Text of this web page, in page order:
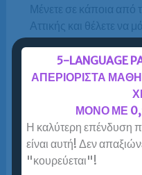
Μένετε σε κάποια από
Αττικής και θέλετε να
Περισσότερα »
Ιταλικά για
Ιταλικά για ενήλικες
Μένω στο Αιγάλεω και
5-LANGUAGE
ΑΠΕΡΙΟΡΙΣΤΑ
ΜΟΝΟ ΜΕ
Η καλύτερη επένδυση
είναι αυτή! Δεν
"κουρεύεται"!